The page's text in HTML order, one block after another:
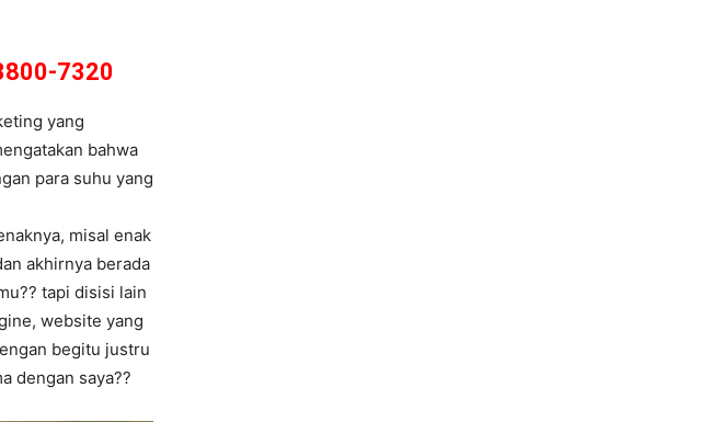
7320
yang
bahwa
para suhu yang
misal enak
akhirnya berada
tapi disisi lain
website yang
begitu justru
dengan saya??